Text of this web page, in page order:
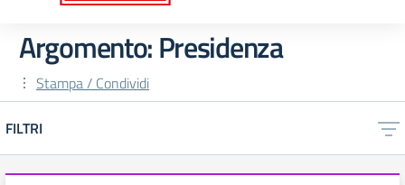
Argomento: Presidenza
Stampa / Condividi
FILTRI